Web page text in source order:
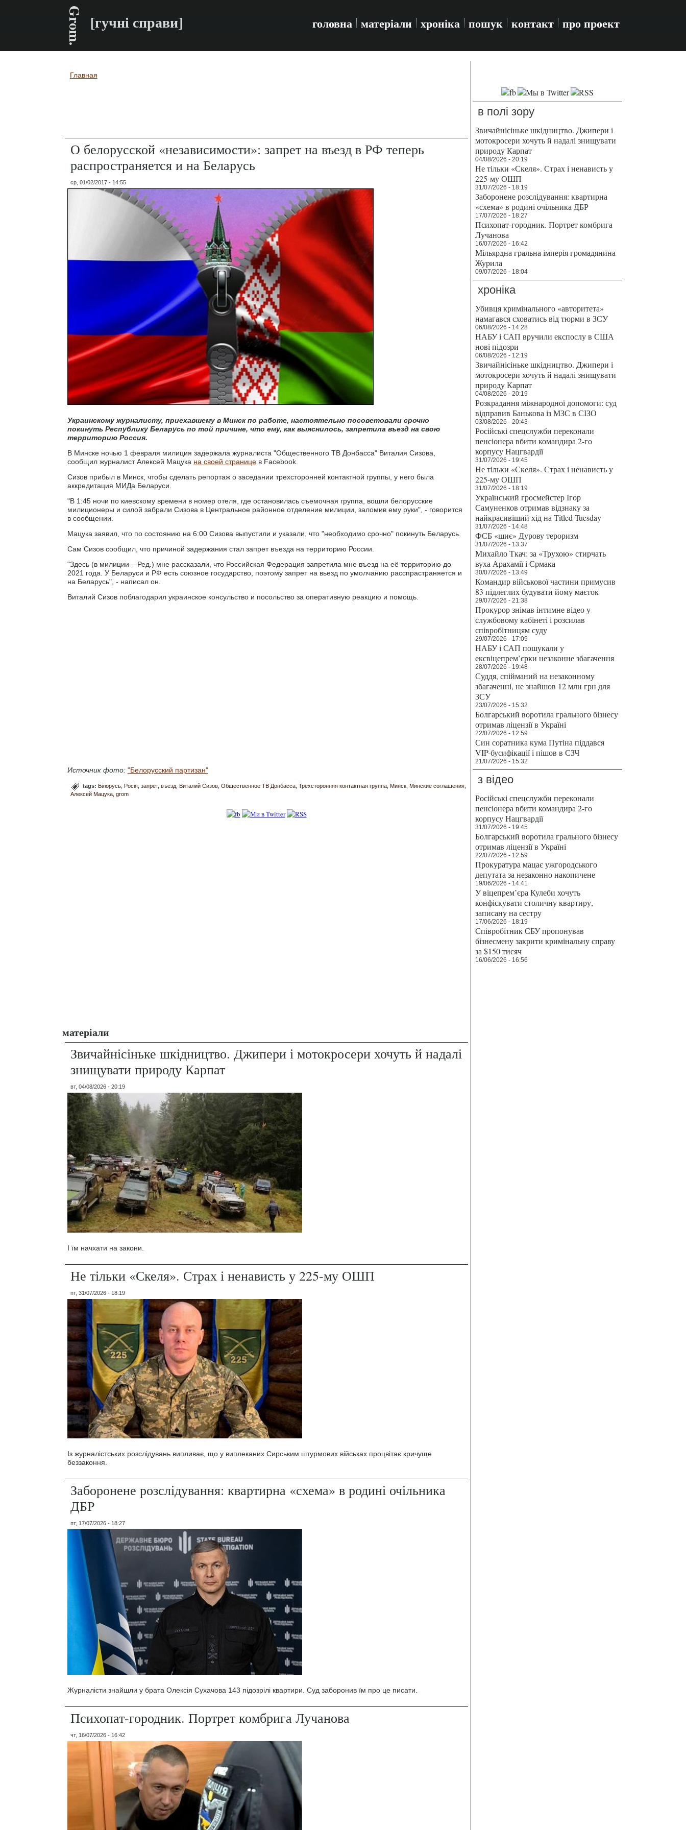
Grom. [гучні справи] головна матеріали хроніка пошук контакт про проект
Вы здесь
Главная
О белорусской «независимости»: запрет на въезд в РФ теперь
распространяется и на Беларусь
ср, 01/02/2017 - 14:55
Украинскому журналисту, приехавшему в Минск по работе, настоятельно посоветовали срочно
покинуть Республику Беларусь по той причине, что ему, как выяснилось, запретила въезд на свою
территорию Россия.
В Минске ночью 1 февраля милиция задержала журналиста "Общественного ТВ Донбасса" Виталия Сизова,
сообщил журналист Алексей Мацука на своей странице в Facebook.
Сизов прибыл в Минск, чтобы сделать репортаж о заседании трехсторонней контактной группы, у него была
аккредитация МИДа Беларуси.
"В 1:45 ночи по киевскому времени в номер отеля, где остановилась съемочная группа, вошли белорусские
милиционеры и силой забрали Сизова в Центральное районное отделение милиции, заломив ему руки", - говорится
в сообщении.
Мацука заявил, что по состоянию на 6:00 Сизова выпустили и указали, что "необходимо срочно" покинуть Беларусь.
Сам Сизов сообщил, что причиной задержания стал запрет въезда на территорию России.
"Здесь (в милиции – Ред.) мне рассказали, что Российская Федерация запретила мне въезд на её территорию до
2021 года. У Беларуси и РФ есть союзное государство, поэтому запрет на вьезд по умолчанию расспрастраняется и
на Беларусь", - написал он.
Виталий Сизов поблагодарил украинское консульство и посольство за оперативную реакцию и помощь.
Источник фото: "Белорусский партизан"
tags: Білорусь Росія запрет въезд Виталий Сизов Общественное ТВ Донбасса Трехсторонняя контактная группа Минск Минские соглашения
Алексей Мацука grom
матеріали
Звичайнісіньке шкідництво. Джипери і мотокросери хочуть й надалі
знищувати природу Карпат
вт, 04/08/2026 - 20:19
І їм начхати на закони.
Не тільки «Скеля». Страх і ненависть у 225-му ОШП
пт, 31/07/2026 - 18:19
Із журналістських розслідувань випливає, що у виплеканих Сирським штурмових військах процвітає кричуще
беззаконня.
Заборонене розслідування: квартирна «схема» в родині очільника
ДБР
пт, 17/07/2026 - 18:27
Журналісти знайшли у брата Олексія Сухачова 143 підозрілі квартири. Суд заборонив їм про це писати.
Психопат-городник. Портрет комбрига Лучанова
чт, 16/07/2026 - 16:42
в полі зору
Звичайнісіньке шкідництво. Джипери і
мотокросери хочуть й надалі знищувати
природу Карпат
04/08/2026 - 20:19
Не тільки «Скеля». Страх і ненависть у
225-му ОШП
31/07/2026 - 18:19
Заборонене розслідування: квартирна
«схема» в родині очільника ДБР
17/07/2026 - 18:27
Психопат-городник. Портрет комбрига
Лучанова
16/07/2026 - 16:42
Мільярдна гральна імперія громадянина
Журила
09/07/2026 - 18:04
хроніка
Убивця кримінального «авторитета»
намагався сховатись від тюрми в ЗСУ
06/08/2026 - 14:28
НАБУ і САП вручили експослу в США
нові підозри
06/08/2026 - 12:19
Звичайнісіньке шкідництво. Джипери і
мотокросери хочуть й надалі знищувати
природу Карпат
04/08/2026 - 20:19
Розкрадання міжнародної допомоги: суд
відправив Банькова із МЗС в СІЗО
03/08/2026 - 20:43
Російські спецслужби переконали
пенсіонера вбити командира 2-го
корпусу Нацгвардії
31/07/2026 - 19:45
Не тільки «Скеля». Страх і ненависть у
225-му ОШП
31/07/2026 - 18:19
Український гросмейстер Ігор
Самуненков отримав відзнаку за
найкрасивіший хід на Titled Tuesday
31/07/2026 - 14:48
ФСБ «шиє» Дурову тероризм
31/07/2026 - 13:37
Михайло Ткач: за «Трухою» стирчать
вуха Арахамії і Єрмака
30/07/2026 - 13:49
Командир військової частини примусив
83 підлеглих будувати йому маєток
29/07/2026 - 21:38
Прокурор знімав інтимне відео у
службовому кабінеті і розсилав
співробітницям суду
29/07/2026 - 17:09
НАБУ і САП пошукали у
ексвіцепрем’єрки незаконне збагачення
28/07/2026 - 19:48
Суддя, спійманий на незаконному
збагаченні, не знайшов 12 млн грн для
ЗСУ
23/07/2026 - 15:32
Болгарський воротила грального бізнесу
отримав ліцензії в Україні
22/07/2026 - 12:59
Син соратника кума Путіна піддався
VIP-бусифікації і пішов в СЗЧ
21/07/2026 - 15:32
з відео
Російські спецслужби переконали
пенсіонера вбити командира 2-го
корпусу Нацгвардії
31/07/2026 - 19:45
Болгарський воротила грального бізнесу
отримав ліцензії в Україні
22/07/2026 - 12:59
Прокуратура мацає ужгородського
депутата за незаконно накопичене
19/06/2026 - 14:41
У віцепрем’єра Кулеби хочуть
конфіскувати столичну квартиру,
записану на сестру
17/06/2026 - 18:19
Співробітник СБУ пропонував
бізнесмену закрити кримінальну справу
за $150 тисяч
16/06/2026 - 16:56